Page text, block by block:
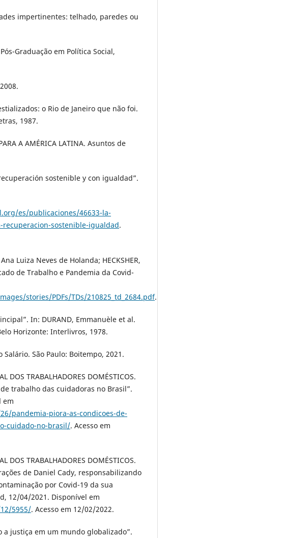
impertinentes: telhado, paredes ou
Graduação em Política Social,
o Rio de Janeiro que não foi.
1987.
A AMÉRICA LATINA. Asuntos de
sostenible y con igualdad”.
es/publicaciones/46633-la-
sostenible-igualdad.
Luiza Neves de Holanda; HECKSHER,
de Trabalho e Pandemia da Covid-
stories/PDFs/TDs/210825_td_2684.pdf.
In: DURAND, Emmanuèle et al.
Horizonte: Interlivros, 1978.
Salário. São Paulo: Boitempo, 2021.
DOS TRABALHADORES DOMÉSTICOS.
trabalho das cuidadoras no Brasil”.
em
pandemia-piora-as-condicoes-de-
cuidado-no-brasil/. Acesso em
DOS TRABALHADORES DOMÉSTICOS.
de Daniel Cady, responsabilizando
por Covid-19 da sua
12/04/2021. Disponível em
5955/. Acesso em 12/02/2022.
a justiça em um mundo globalizado”.